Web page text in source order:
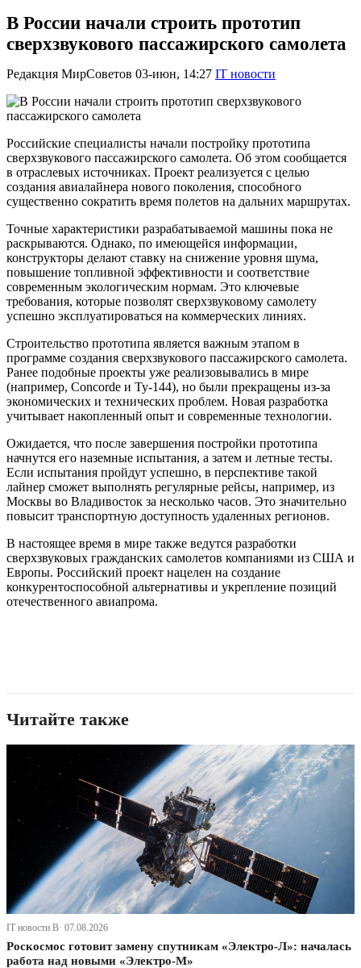
В России начали строить прототип
сверхзвукового пассажирского самолета
Редакция МирСоветов 03-июн, 14:27 IT новости
Российские специалисты начали постройку прототипа
сверхзвукового пассажирского самолета. Об этом сообщается
в отраслевых источниках. Проект реализуется с целью
создания авиалайнера нового поколения, способного
существенно сократить время полетов на дальних маршрутах.
Точные характеристики разрабатываемой машины пока не
раскрываются. Однако, по имеющейся информации,
конструкторы делают ставку на снижение уровня шума,
повышение топливной эффективности и соответствие
современным экологическим нормам. Это ключевые
требования, которые позволят сверхзвуковому самолету
успешно эксплуатироваться на коммерческих линиях.
Строительство прототипа является важным этапом в
программе создания сверхзвукового пассажирского самолета.
Ранее подобные проекты уже реализовывались в мире
(например, Concorde и Ту-144), но были прекращены из-за
экономических и технических проблем. Новая разработка
учитывает накопленный опыт и современные технологии.
Ожидается, что после завершения постройки прототипа
начнутся его наземные испытания, а затем и летные тесты.
Если испытания пройдут успешно, в перспективе такой
лайнер сможет выполнять регулярные рейсы, например, из
Москвы во Владивосток за несколько часов. Это значительно
повысит транспортную доступность удаленных регионов.
В настоящее время в мире также ведутся разработки
сверхзвуковых гражданских самолетов компаниями из США и
Европы. Российский проект нацелен на создание
конкурентоспособной альтернативы и укрепление позиций
отечественного авиапрома.
Читайте также
IT новости В· 07.08.2026
Роскосмос готовит замену спутникам «Электро-Л»: началась
работа над новыми «Электро-М»